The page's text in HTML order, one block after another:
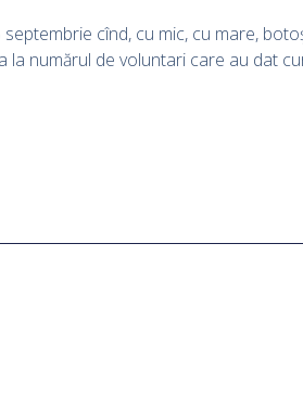
cînd, cu mic, cu mare,
numărul de voluntari care au dat